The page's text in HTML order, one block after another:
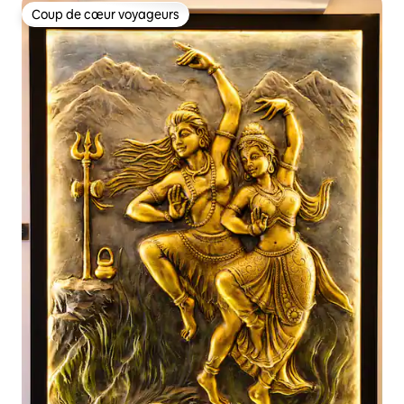
Coup de cœur voyageurs
Coup de cœur voyageurs